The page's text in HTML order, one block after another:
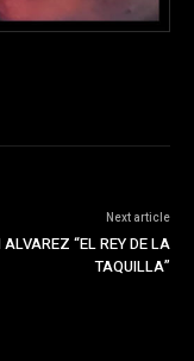
Next article
“EL REY DE LA
TAQUILLA”